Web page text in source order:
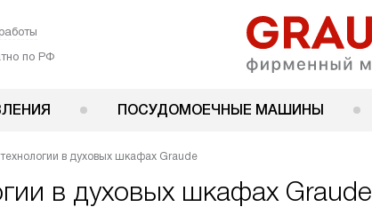
по РФ
ПОСУДОМОЕЧНЫЕ МАШИНЫ
в духовых шкафах Graude
в духовых шкафах Graude